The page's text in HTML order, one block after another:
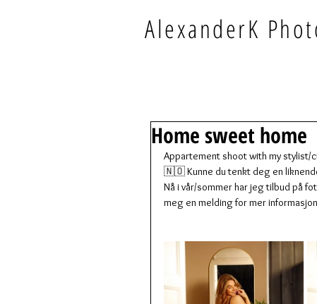
AlexanderK
Home sweet home
Appartement shoot with my stylist/
🇳🇴 Kunne du tenkt deg en
Nå i vår/sommer har jeg tilbud på
meg en melding for mer